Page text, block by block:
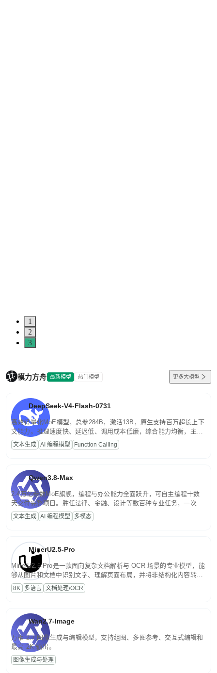
1
2
3
模力方舟 最新模型 热门模型 更多大模型
DeepSeek-V4-Flash-0731
高效轻量化MoE模型，总参284B，激活13B，原生支持百万超长上下
文能力。推理速度快、延迟低、调用成本低廉，综合能力均衡，主打
高并发、轻量化任务，适合日常对话、内容创作、基础 RAG、批量
文案处理等普惠刚需场景。
文本生成 AI 编程模型 Function Calling
Qwen3.8-Max
2.4万亿参数MoE旗舰，编程与办公能力全面跃升，可自主编程十数
天交付完整项目。胜任法律、金融、设计等数百种专业任务，一次对
话端到端交付生产级成果。原生视觉理解贯穿规划、执行与验证全流
程，支持超长文档与长视频的深度语义解析。长程任务中自主规划与
文本生成 AI 编程模型 多模态
MinerU2.5-Pro
MinerU2.5-Pro是一款面向复杂文档解析与 OCR 场景的专业模型，能
够从图片和文档中识别文字、理解页面布局，并将非结构化内容转换
为便于存储、检索和二次处理的结构化结果。
8K 多语言 文档处理/OCR
Wan2.7-Image
万相 2.7 图像生成与编辑模型，支持组图、多图参考、交互式编辑和
最高 2K 输出。
图像生成与处理